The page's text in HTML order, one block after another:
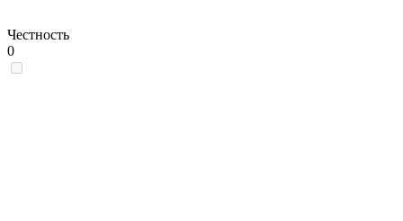
Честность
0